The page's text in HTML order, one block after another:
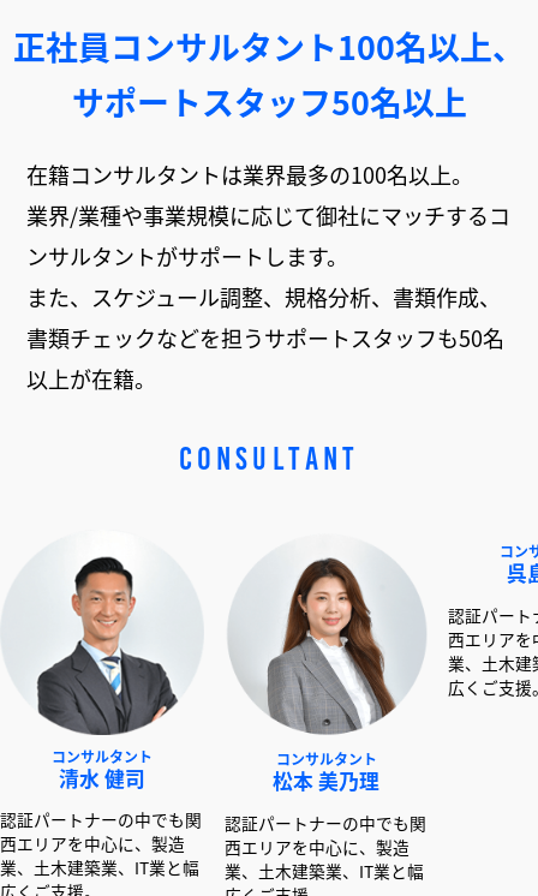
正社員コンサルタント100名以上、
サポートスタッフ50名以上
在籍コンサルタントは業界最多の100名以上。
業界/業種や事業規模に応じて御社にマッチするコ
ンサルタントがサポートします。
また、スケジュール調整、規格分析、書類作成、
書類チェックなどを担うサポートスタッフも50名
以上が在籍。
CONSULTANT
タント
ーの中でも関
心に、製造
業、IT業と幅
コンサルタント
松本 美乃理
認証パートナーの中でも関
西エリアを中心に、製造
業、土木建築業、IT業と幅
認証パートナーの中で
西エリアを中心に、製
業、土木建築業、IT業